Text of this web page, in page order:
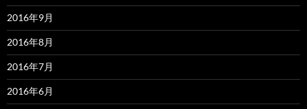
2016年9月
2016年8月
2016年7月
2016年6月